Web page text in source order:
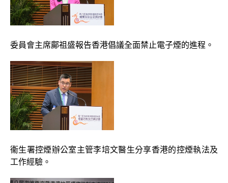
委員會主席鄺祖盛報告香港倡議全面禁止電子煙的進程。
衞生署控煙辦公室主管李培文醫生分享香港的控煙執法及
工作經驗。